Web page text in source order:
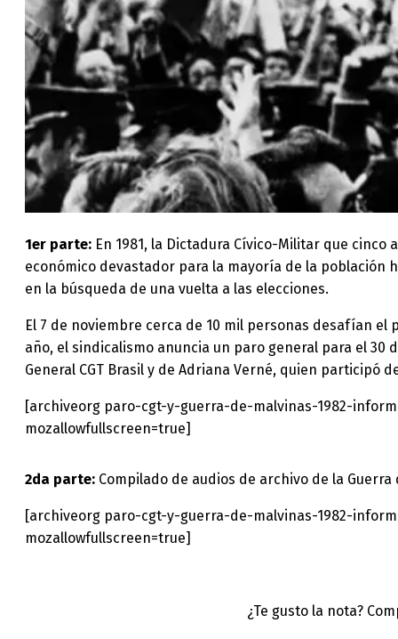
1er parte: En 1981, la Dictadura Cívico-Militar que
económico devastador para la mayoría de la población
en la búsqueda de una vuelta a las elecciones.
El 7 de noviembre cerca de 10 mil personas desafían el
año, el sindicalismo anuncia un paro general para el 30
General CGT Brasil y de Adriana Verné, quien participó
[archiveorg paro-cgt-y-guerra-de-malvinas-1982-
mozallowfullscreen=true]
2da parte: Compilado de audios de archivo de la Guerra
[archiveorg paro-cgt-y-guerra-de-malvinas-1982-
mozallowfullscreen=true]
¿Te gusto la nota?